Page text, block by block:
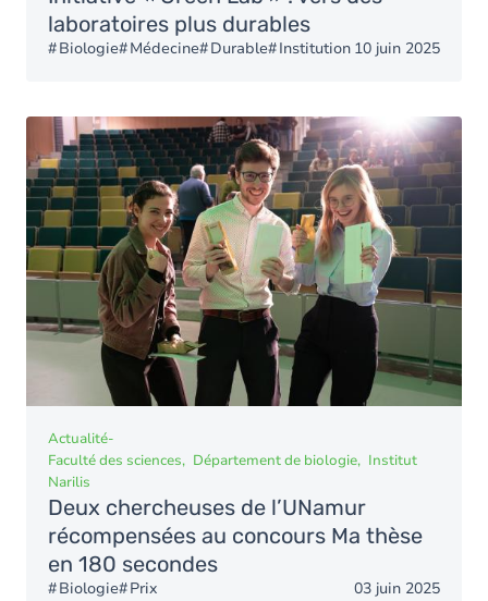
laboratoires plus durables
Biologie Médecine Durable Institution 10 juin 2025
Actualité-
Faculté des sciences
Département de biologie
Institut
Narilis
Deux chercheuses de l’UNamur
récompensées au concours Ma thèse
en 180 secondes
Biologie Prix 03 juin 2025